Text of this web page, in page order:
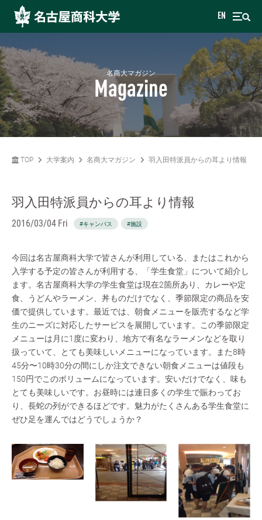
EN
名商大マガジン
Magazine
TOP 大学案内 名商大マガジン 羽入田特派員からの耳より情報
羽入田特派員からの耳より情報
2016/03/04 Fri #キャンパス #施設
今回は名古屋商科大学で皆さんが利用している、またはこれから
入学する予定の皆さんが利用する、「学生食堂」について紹介し
ます。名古屋商科大学の学生食堂は現在2箇所あり、カレーや定
食、うどんやラーメン、丼ものだけでなく、季節限定の商品を安
価で提供しています。最近では、朝食メニューを販売するなど学
生のニーズに対応したサービスを展開しています。この季節限定
メニューは月に1度に変わり、地方で有名なラーメンなどを取り
扱っていて、とても美味しいメニューになっています。また8時
45分〜10時30分の間にしか注文できない朝食メニューは値段も
150円でこのボリュームになっています。安いだけでなく、味も
とても美味しいです。お昼時には連日多くの学生で賑わってお
り、長蛇の列ができるほどです。魅力がたくさんある学生食堂に
ぜひ足を運んではどうでしょうか？